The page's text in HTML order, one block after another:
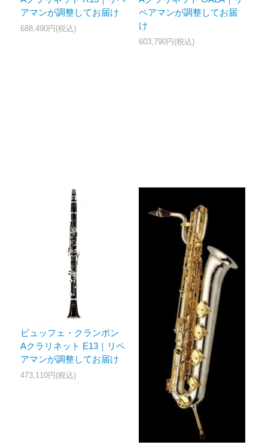
アマンが調整してお届け
688,490円(税込)
ペアマンが調整してお届
け
603,790円(税込)
ビュッフェ・クランポン
Aクラリネット E13｜リペ
アマンが調整してお届け
473,110円(税込)